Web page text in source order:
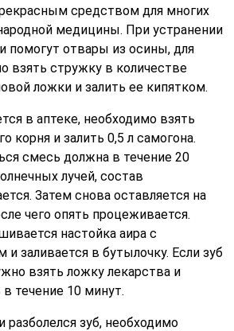
средством для многих
медицины. При устранении
помогут отвары из осины, для
взять стружку в количестве
ложки и залить ее кипятком.
в аптеке, необходимо взять
корня и залить 0,5 л самогона.
смесь должна в течение 20
лучей, состав
Затем снова оставляется на
чего опять процеживается.
настойка аира с
и заливается в бутылочку. Если зуб
взять ложку лекарства и
течение 10 минут.
разболелся зуб, необходимо